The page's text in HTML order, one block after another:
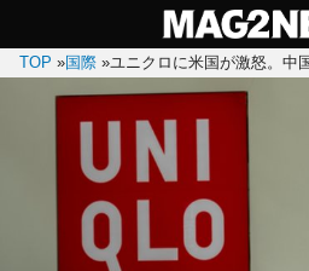
TOP »国際 »ユニクロに米国が激怒。中